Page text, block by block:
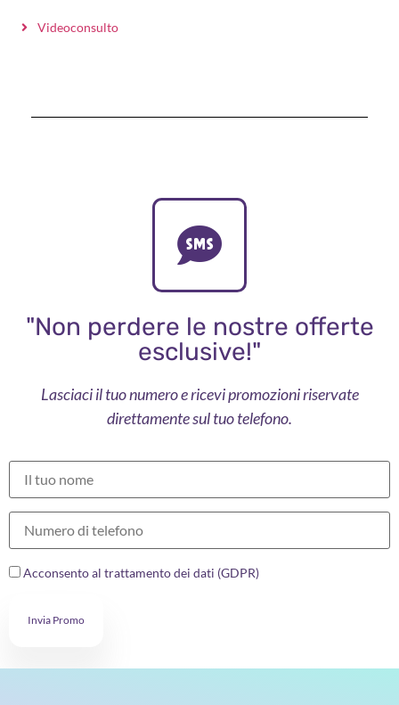
Videoconsulto
"Non perdere le nostre offerte
esclusive!"
Lasciaci il tuo numero e ricevi promozioni riservate
direttamente sul tuo telefono.
Acconsento al trattamento dei dati (GDPR)
Invia Promo